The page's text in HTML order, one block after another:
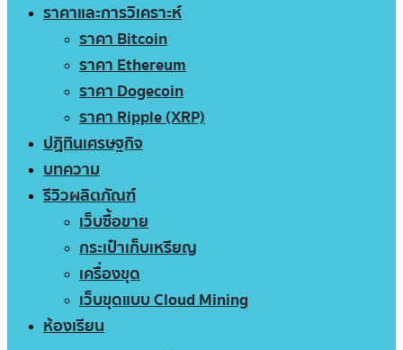
ราคาและการวิเคราะห์
ราคา Bitcoin
ราคา Ethereum
ราคา Dogecoin
ราคา Ripple (XRP)
ปฏิทินเศรษฐกิจ
บทความ
รีวิวผลิตภัณฑ์
เว็บซื้อขาย
กระเป๋าเก็บเหรียญ
เครื่องขุด
เว็บขุดแบบ Cloud Mining
ห้องเรียน